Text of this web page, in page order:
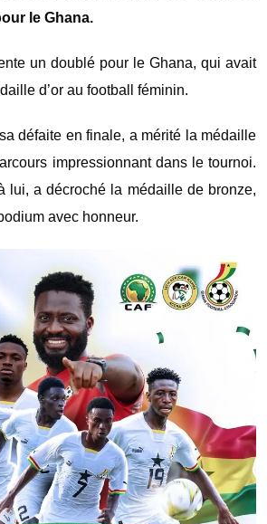
le Ghana.
un doublé pour le Ghana, qui avait
d’or au football féminin.
défaite en finale, a mérité la médaille
impressionnant dans le tournoi.
lui, a décroché la médaille de bronze,
avec honneur.